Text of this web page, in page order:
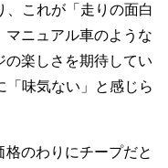
これが「走りの面白
マニュアル車のような
の楽しさを期待してい
「味気ない」と感じら
のわりにチープだと